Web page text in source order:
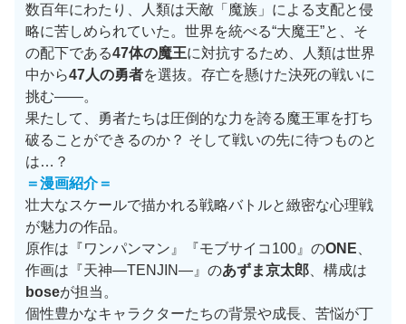
数百年にわたり、人類は天敵「魔族」による支配と侵
略に苦しめられていた。世界を統べる“大魔王”と、そ
の配下である47体の魔王に対抗するため、人類は世界
中から47人の勇者を選抜。存亡を懸けた決死の戦いに
挑む——。
果たして、勇者たちは圧倒的な力を誇る魔王軍を打ち
破ることができるのか？ そして戦いの先に待つものと
は…？
＝漫画紹介＝
壮大なスケールで描かれる戦略バトルと緻密な心理戦
が魅力の作品。
原作は『ワンパンマン』『モブサイコ100』のONE
作画は『天神―TENJIN―』のあずま京太郎 、構成は
boseが担当。
個性豊かなキャラクターたちの背景や成長、苦悩が丁